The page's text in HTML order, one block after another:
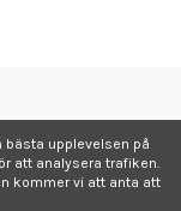
bästa upplevelsen på
att analysera trafiken.
kommer vi att anta att